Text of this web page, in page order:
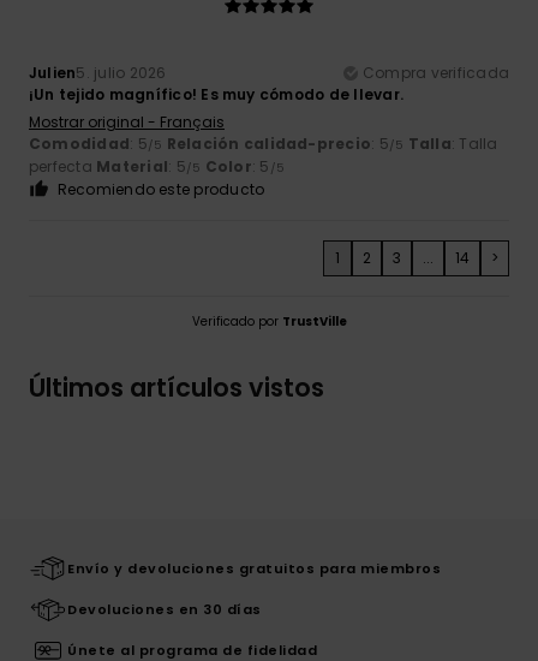
Julien5. julio 2026
Compra verificada
¡Un tejido magnífico! Es muy cómodo de llevar.
Mostrar original - Français
Comodidad: 5/5 Relación calidad-precio: 5/5 Talla: Talla
perfecta Material: 5/5 Color: 5 /5
Recomiendo este producto
1 2 3 ... 14 >
Verificado por TrustVille
Últimos artículos vistos
Envío y devoluciones gratuitos para miembros
Devoluciones en 30 días
Únete al programa de fidelidad